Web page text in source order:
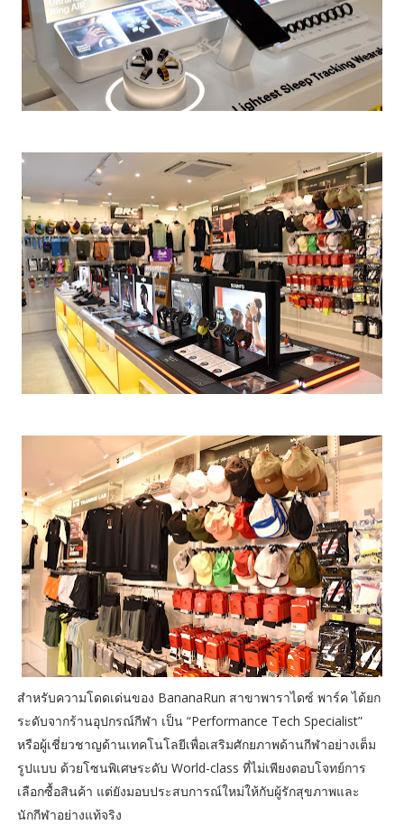
สำหรับความโดดเด่นของ BananaRun สาขาพาราไดซ์ พาร์ค ได้ยก
ระดับจากร้านอุปกรณ์กีฬา เป็น “Performance Tech Specialist”
หรือผู้เชี่ยวชาญด้านเทคโนโลยีเพื่อเสริมศักยภาพด้านกีฬาอย่างเต็ม
รูปแบบ ด้วยโซนพิเศษระดับ World-class ที่ไม่เพียงตอบโจทย์การ
เลือกซื้อสินค้า แต่ยังมอบประสบการณ์ใหม่ให้กับผู้รักสุขภาพและ
นักกีฬาอย่างแท้จริง